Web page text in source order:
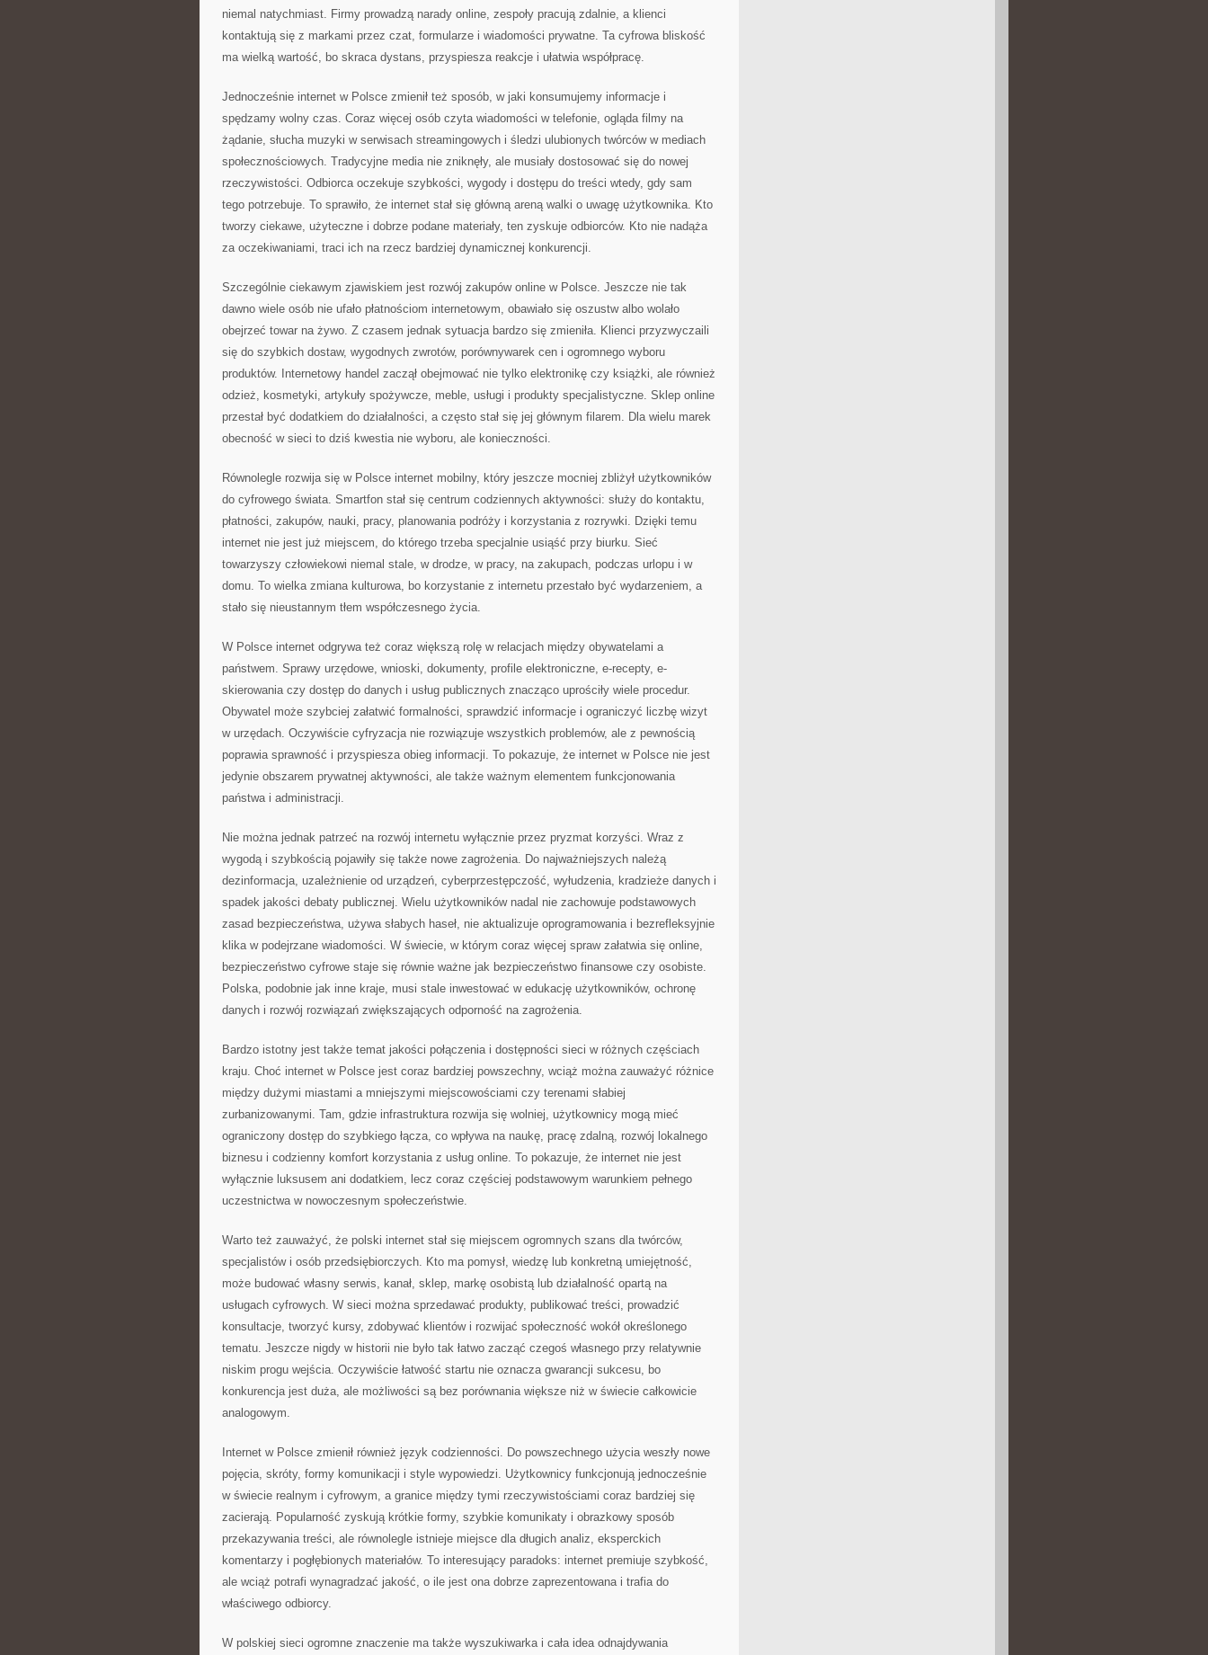
niemal natychmiast. Firmy prowadzą narady online, zespoły pracują zdalnie, a klienci
kontaktują się z markami przez czat, formularze i wiadomości prywatne. Ta cyfrowa bliskość
ma wielką wartość, bo skraca dystans, przyspiesza reakcje i ułatwia współpracę.
Jednocześnie internet w Polsce zmienił też sposób, w jaki konsumujemy informacje i
spędzamy wolny czas. Coraz więcej osób czyta wiadomości w telefonie, ogląda filmy na
żądanie, słucha muzyki w serwisach streamingowych i śledzi ulubionych twórców w mediach
społecznościowych. Tradycyjne media nie zniknęły, ale musiały dostosować się do nowej
rzeczywistości. Odbiorca oczekuje szybkości, wygody i dostępu do treści wtedy, gdy sam
tego potrzebuje. To sprawiło, że internet stał się główną areną walki o uwagę użytkownika. Kto
tworzy ciekawe, użyteczne i dobrze podane materiały, ten zyskuje odbiorców. Kto nie nadąża
za oczekiwaniami, traci ich na rzecz bardziej dynamicznej konkurencji.
Szczególnie ciekawym zjawiskiem jest rozwój zakupów online w Polsce. Jeszcze nie tak
dawno wiele osób nie ufało płatnościom internetowym, obawiało się oszustw albo wolało
obejrzeć towar na żywo. Z czasem jednak sytuacja bardzo się zmieniła. Klienci przyzwyczaili
się do szybkich dostaw, wygodnych zwrotów, porównywarek cen i ogromnego wyboru
produktów. Internetowy handel zaczął obejmować nie tylko elektronikę czy książki, ale również
odzież, kosmetyki, artykuły spożywcze, meble, usługi i produkty specjalistyczne. Sklep online
przestał być dodatkiem do działalności, a często stał się jej głównym filarem. Dla wielu marek
obecność w sieci to dziś kwestia nie wyboru, ale konieczności.
Równolegle rozwija się w Polsce internet mobilny, który jeszcze mocniej zbliżył użytkowników
do cyfrowego świata. Smartfon stał się centrum codziennych aktywności: służy do kontaktu,
płatności, zakupów, nauki, pracy, planowania podróży i korzystania z rozrywki. Dzięki temu
internet nie jest już miejscem, do którego trzeba specjalnie usiąść przy biurku. Sieć
towarzyszy człowiekowi niemal stale, w drodze, w pracy, na zakupach, podczas urlopu i w
domu. To wielka zmiana kulturowa, bo korzystanie z internetu przestało być wydarzeniem, a
stało się nieustannym tłem współczesnego życia.
W Polsce internet odgrywa też coraz większą rolę w relacjach między obywatelami a
państwem. Sprawy urzędowe, wnioski, dokumenty, profile elektroniczne, e-recepty, e-
skierowania czy dostęp do danych i usług publicznych znacząco uprościły wiele procedur.
Obywatel może szybciej załatwić formalności, sprawdzić informacje i ograniczyć liczbę wizyt
w urzędach. Oczywiście cyfryzacja nie rozwiązuje wszystkich problemów, ale z pewnością
poprawia sprawność i przyspiesza obieg informacji. To pokazuje, że internet w Polsce nie jest
jedynie obszarem prywatnej aktywności, ale także ważnym elementem funkcjonowania
państwa i administracji.
Nie można jednak patrzeć na rozwój internetu wyłącznie przez pryzmat korzyści. Wraz z
wygodą i szybkością pojawiły się także nowe zagrożenia. Do najważniejszych należą
dezinformacja, uzależnienie od urządzeń, cyberprzestępczość, wyłudzenia, kradzieże danych i
spadek jakości debaty publicznej. Wielu użytkowników nadal nie zachowuje podstawowych
zasad bezpieczeństwa, używa słabych haseł, nie aktualizuje oprogramowania i bezrefleksyjnie
klika w podejrzane wiadomości. W świecie, w którym coraz więcej spraw załatwia się online,
bezpieczeństwo cyfrowe staje się równie ważne jak bezpieczeństwo finansowe czy osobiste.
Polska, podobnie jak inne kraje, musi stale inwestować w edukację użytkowników, ochronę
danych i rozwój rozwiązań zwiększających odporność na zagrożenia.
Bardzo istotny jest także temat jakości połączenia i dostępności sieci w różnych częściach
kraju. Choć internet w Polsce jest coraz bardziej powszechny, wciąż można zauważyć różnice
między dużymi miastami a mniejszymi miejscowościami czy terenami słabiej
zurbanizowanymi. Tam, gdzie infrastruktura rozwija się wolniej, użytkownicy mogą mieć
ograniczony dostęp do szybkiego łącza, co wpływa na naukę, pracę zdalną, rozwój lokalnego
biznesu i codzienny komfort korzystania z usług online. To pokazuje, że internet nie jest
wyłącznie luksusem ani dodatkiem, lecz coraz częściej podstawowym warunkiem pełnego
uczestnictwa w nowoczesnym społeczeństwie.
Warto też zauważyć, że polski internet stał się miejscem ogromnych szans dla twórców,
specjalistów i osób przedsiębiorczych. Kto ma pomysł, wiedzę lub konkretną umiejętność,
może budować własny serwis, kanał, sklep, markę osobistą lub działalność opartą na
usługach cyfrowych. W sieci można sprzedawać produkty, publikować treści, prowadzić
konsultacje, tworzyć kursy, zdobywać klientów i rozwijać społeczność wokół określonego
tematu. Jeszcze nigdy w historii nie było tak łatwo zacząć czegoś własnego przy relatywnie
niskim progu wejścia. Oczywiście łatwość startu nie oznacza gwarancji sukcesu, bo
konkurencja jest duża, ale możliwości są bez porównania większe niż w świecie całkowicie
analogowym.
Internet w Polsce zmienił również język codzienności. Do powszechnego użycia weszły nowe
pojęcia, skróty, formy komunikacji i style wypowiedzi. Użytkownicy funkcjonują jednocześnie
w świecie realnym i cyfrowym, a granice między tymi rzeczywistościami coraz bardziej się
zacierają. Popularność zyskują krótkie formy, szybkie komunikaty i obrazkowy sposób
przekazywania treści, ale równolegle istnieje miejsce dla długich analiz, eksperckich
komentarzy i pogłębionych materiałów. To interesujący paradoks: internet premiuje szybkość,
ale wciąż potrafi wynagradzać jakość, o ile jest ona dobrze zaprezentowana i trafia do
właściwego odbiorcy.
W polskiej sieci ogromne znaczenie ma także wyszukiwarka i cała idea odnajdywania